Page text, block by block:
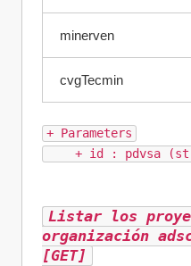
minerven
cvgTecmin
+ Parameters
+ id : pdvsa
Listar los
organización
[GET]